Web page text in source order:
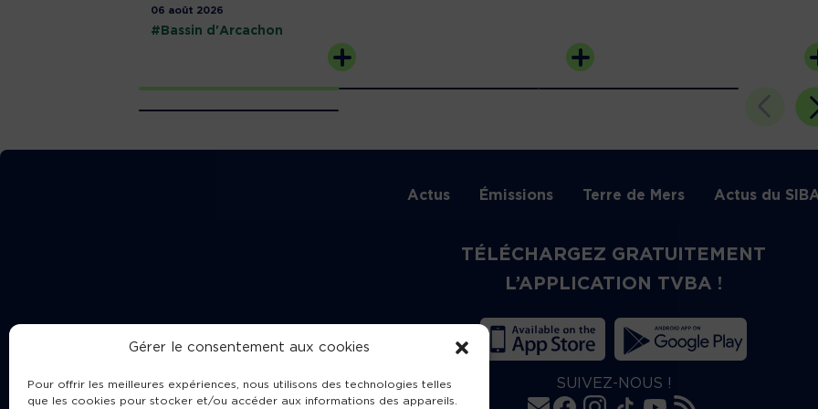
Gérer le consentement aux cookies
Pour offrir les meilleures expériences, nous utilisons des technologies telles
que les cookies pour stocker et/ou accéder aux informations des appareils.
06 août 2026
#Bassin d'Arcachon
Actus Émissions Terre de Mers Actus du
TÉLÉCHARGEZ GRATUITEMENT
L’APPLICATION TVBA !
SUIVEZ-NOUS !